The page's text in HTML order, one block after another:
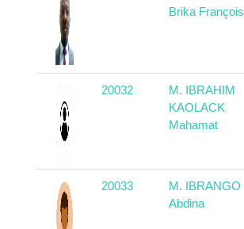
Brika François
20032
M. IBRAHIM
KAOLACK
Mahamat
20033
M. IBRANGO
Abdina